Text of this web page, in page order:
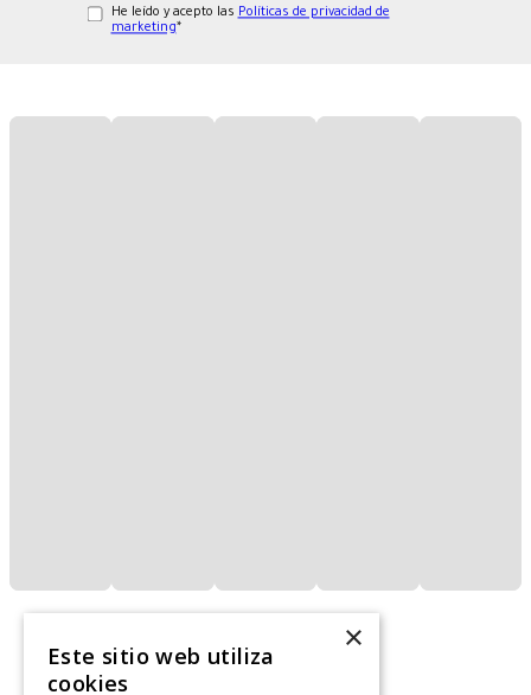
He leído y acepto las Políticas de privacidad de
marketing*
×
Este sitio web utiliza
cookies